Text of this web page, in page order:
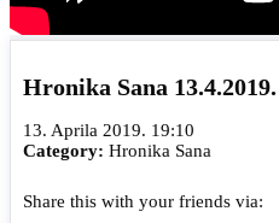
Hronika Sana 13.4.2019.
13. Aprila 2019. 19:10
Category: Hronika Sana
Share this with your friends via: